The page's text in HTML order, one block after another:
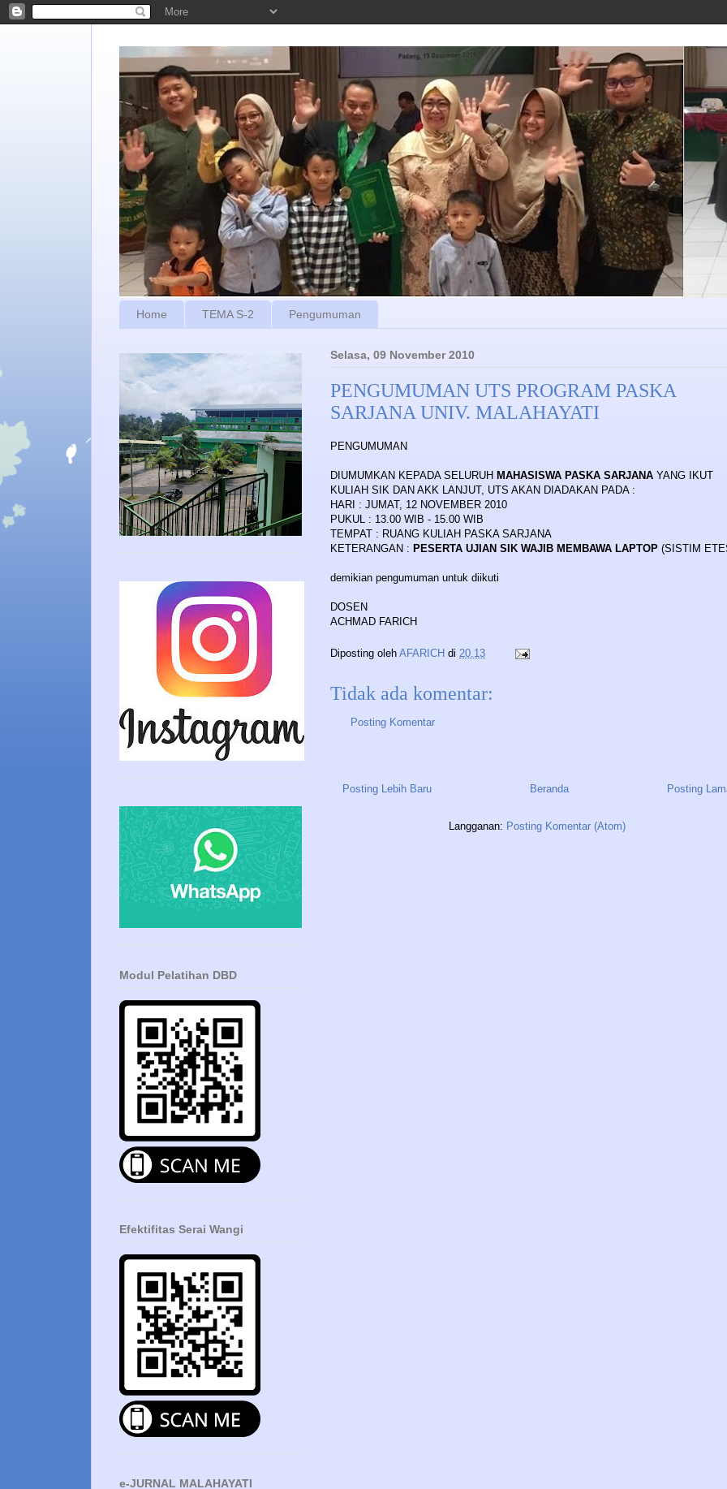
Home TEMA S-2 Pengumuman
Selasa, 09 November 2010
PENGUMUMAN UTS PROGRAM PASKA
SARJANA UNIV. MALAHAYATI
PENGUMUMAN
DIUMUMKAN KEPADA SELURUH MAHASISWA PASKA SARJANA YANG IKUT
KULIAH SIK DAN AKK LANJUT, UTS AKAN DIADAKAN PADA :
HARI : JUMAT, 12 NOVEMBER 2010
PUKUL : 13.00 WIB - 15.00 WIB
TEMPAT : RUANG KULIAH PASKA SARJANA
KETERANGAN : PESERTA UJIAN SIK WAJIB MEMBAWA LAPTOP (SISTIM
demikian pengumuman untuk diikuti
DOSEN
ACHMAD FARICH
Diposting oleh AFARICH di 20.13
Tidak ada komentar:
Posting Komentar
Posting Lebih Baru Posting
Beranda
Langganan: Posting Komentar (Atom)
Modul Pelatihan DBD
Efektifitas Serai Wangi
e-JURNAL MALAHAYATI